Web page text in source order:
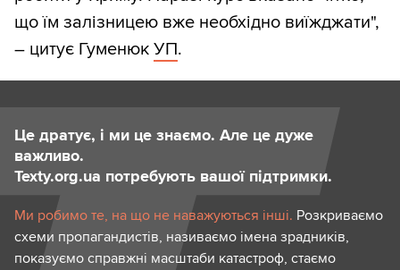
що їм залізницею вже необхідно виїжджати",
– цитує Гуменюк УП.
Це дратує, і ми це знаємо. Але це дуже
важливо.
Texty.org.ua потребують вашої підтримки.
Ми робимо те, на що не наважуються інші. Розкриваємо
схеми пропагандистів, називаємо імена зрадників,
показуємо справжні масштаби катастроф, стаємо